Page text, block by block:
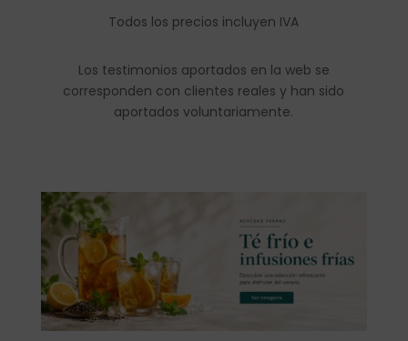
Todos los precios incluyen IVA
Los testimonios aportados en la web se
corresponden con clientes reales y han sido
aportados voluntariamente.